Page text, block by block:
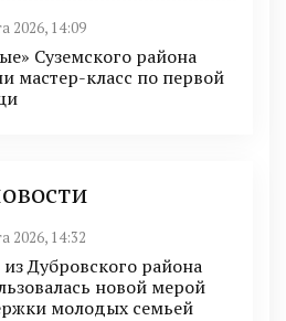
2026, 14:09
Суземского района
мастер-класс по первой
2026, 14:32
Дубровского района
новой мерой
молодых семьей